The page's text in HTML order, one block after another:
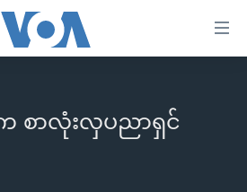
စာလုံးလှပညာရှင်